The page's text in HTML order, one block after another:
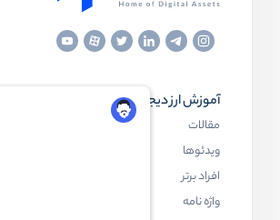
آموزش ارز دیجیتال
مقالات
ویدئوها
افراد برتر
واژه نامه